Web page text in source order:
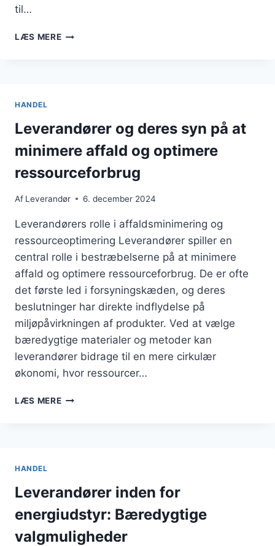
til…
LÆS MERELEVERANDØRENS
HANDEL
Leverandører og deres syn på at
minimere affald og optimere
ressourceforbrug
Af Leverandør 6. december 2024
Leverandørers rolle i affaldsminimering og
ressourceoptimering Leverandører spiller en
central rolle i bestræbelserne på at minimere
affald og optimere ressourceforbrug. De er ofte
det første led i forsyningskæden, og deres
beslutninger har direkte indflydelse på
miljøpåvirkningen af produkter. Ved at vælge
bæredygtige materialer og metoder kan
leverandører bidrage til en mere cirkulær
økonomi, hvor ressourcer…
LÆS MERELEVERANDØRER
AFFALD
OG
OPTIMERE
HANDEL
Leverandører inden for
energiudstyr: Bæredygtige
valgmuligheder